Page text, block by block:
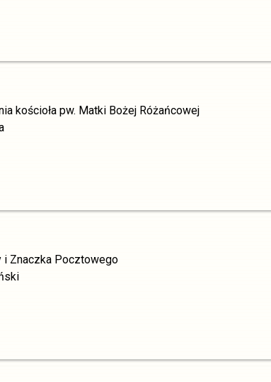
kościoła pw. Matki Bożej Różańcowej
Znaczka Pocztowego